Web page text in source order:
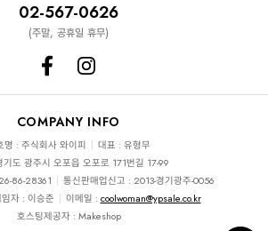
02-567-0626
(주말, 공휴일 휴무)
COMPANY INFO
명 : 주식회사 와이피
대표 : 유형무
기도 광주시 오포읍 오포로 171번길 17-99
86-28361
통신판매업신고 : 2013-경기광주-0056
자 : 이승준
이메일 : coolwoman@ypsale.co.kr
호스팅제공자 : Makeshop